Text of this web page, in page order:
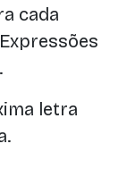
cada
letra